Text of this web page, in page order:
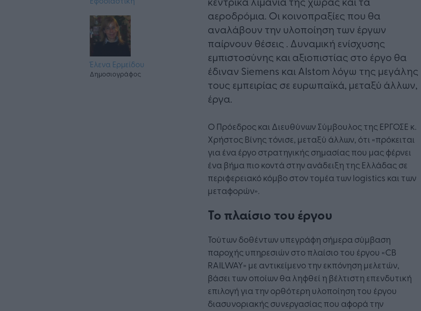
Έλενα Ερμείδου
Δημοσιογράφος
αεροδρόμια. Οι κοινοπραξίες που θα
αναλάβουν την υλοποίηση των έργων
παίρνουν θέσεις . Δυναμική ενίσχυσης
εμπιστοσύνης και αξιοπιστίας στο έργο θα
έδιναν Siemens και Alstom λόγω της μεγάλης
τους εμπειρίας σε ευρωπαϊκά, μεταξύ άλλων,
έργα.
Ο Πρόεδρος και Διευθύνων Σύμβουλος της ΕΡΓΟΣΕ κ.
Χρήστος Βίνης τόνισε, μεταξύ άλλων, ότι «πρόκειται
για ένα έργο στρατηγικής σημασίας που μας φέρνει
ένα βήμα πιο κοντά στην ανάδειξη της Ελλάδας σε
περιφερειακό κόμβο στον τομέα των logistics και των
μεταφορών».
Το πλαίσιο του έργου
Τούτων δοθέντων υπεγράφη σήμερα σύμβαση
παροχής υπηρεσιών στο πλαίσιο του έργου «CB
RAILWAY» με αντικείμενο την εκπόνηση μελετών,
βάσει των οποίων θα ληφθεί η βέλτιστη επενδυτική
επιλογή για την ορθότερη υλοποίηση του έργου
διασυνοριακής συνεργασίας που αφορά την